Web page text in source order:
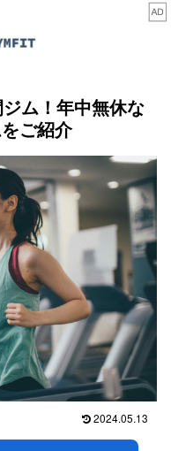
ジム！年中無休な
ご紹介
2024.05.13